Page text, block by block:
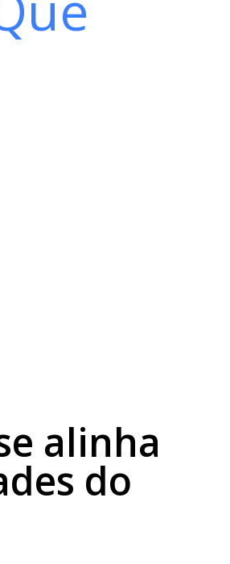
alinha
do